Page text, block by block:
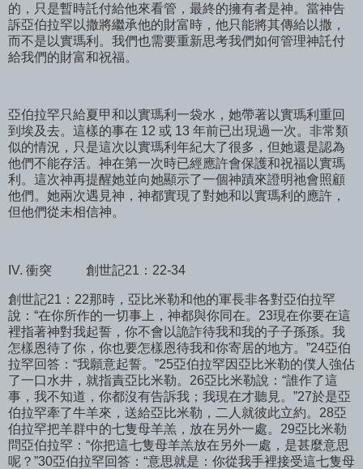
的，只是暫時託付給他來看管，最終的擁有者是神。當神告
訴亞伯拉罕以撒將繼承他的財富時，他只能將其傳給以撒，
而不是以實瑪利。我們也需要重新思考我們如何管理神託付
給我們的財富和祝福。
亞伯拉罕只給夏甲和以實瑪利一袋水，她帶著以實瑪利重回
到埃及去。這樣的事在 12 或 13 年前已出現過一次。非常類
似的情況，只是這次以實瑪利年紀大了很多，但她還是認為
他們不能存活。神在第一次時已經應許會保護和祝福以實瑪
利。這次神再提醒她並向她顯示了一個神蹟來證明祂會照顧
他們。她兩次遇見神，神都實現了對她和以實瑪利的應許，
但他們從未相信神。
IV. 衝突 創世記21：22-34
創世記21：22那時，亞比米勒和他的軍長非各對亞伯拉罕
說：“在你所作的一切事上，神都與你同在。23現在你要在這
裡指著神對我起誓，你不會以詭詐待我和我的子子孫孫。我
怎樣恩待了你，你也要怎樣恩待我和你寄居的地方。”24亞伯
拉罕回答：“我願意起誓。”25亞伯拉罕因亞比米勒的僕人強佔
了一口水井，就指責亞比米勒。26亞比米勒說：“誰作了這
事，我不知道，你都沒有告訴我；我現在才聽見。”27於是亞
伯拉罕牽了牛羊來，送給亞比米勒，二人就彼此立約。28亞
伯拉罕把羊群中的七隻母羊羔，放在另外一處。29亞比米勒
問亞伯拉罕：“你把這七隻母羊羔放在另外一處，是甚麼意思
呢？”30亞伯拉罕回答：“意思就是：你從我手裡接受這七隻母